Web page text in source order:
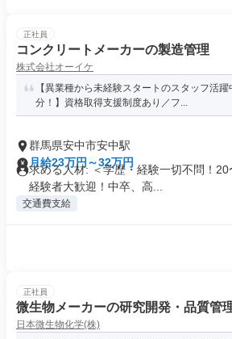
正社員
コンクリートメーカーの製造管理
株式会社オーイケ
【異業種から未経験スタートのスタッフ活
分！】資格取得支援制度あり／フ...
群馬県安中市安中駅
月給23万円～32万円
求める人材: ＜学歴・経験一切不問！
経験者大歓迎！中卒、高...
交通費支給
正社員
微生物メーカーの研究開発・品質管
日本微生物化学(株)